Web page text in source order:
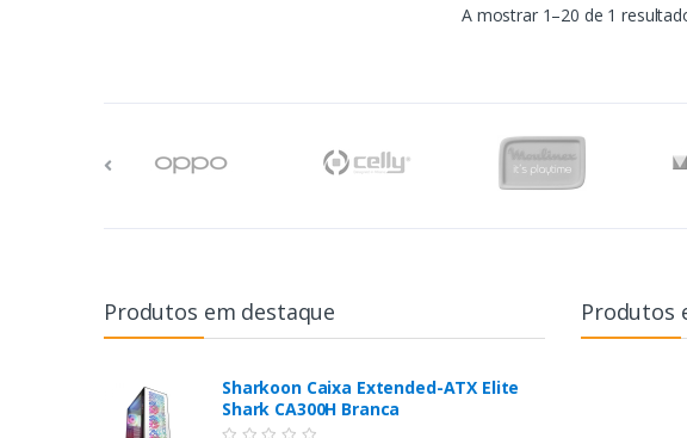
A mostrar 1–20 de 1
Produtos em destaque
Sharkoon Caixa Extended-ATX Elite
Shark CA300H Branca
Produtos